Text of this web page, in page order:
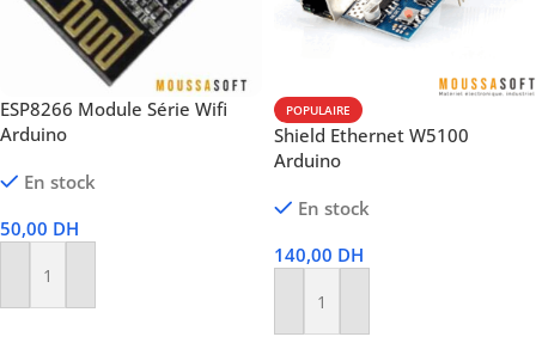
ESP8266 Module Série Wifi
Arduino
En stock
50,00 DH
Ajouter Au Panier
POPULAIRE
Shield Ethernet W5100
Arduino
En stock
140,00 DH
Ajouter Au Panier